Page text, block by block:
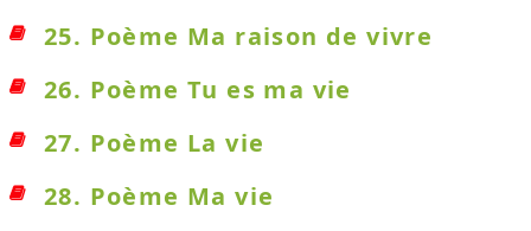
25. Poème Ma raison de vivre
26. Poème Tu es ma vie
27. Poème La vie
28. Poème Ma vie